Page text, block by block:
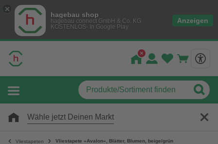
hagebau shop
hagebau connect GmbH & Co. KG
KOSTENLOS- In Google Play
Anzeigen
Wähle jetzt Deinen Markt
Vliestapeten Vliestapete »Avalon«, Blätter, Blumen, beige/grün